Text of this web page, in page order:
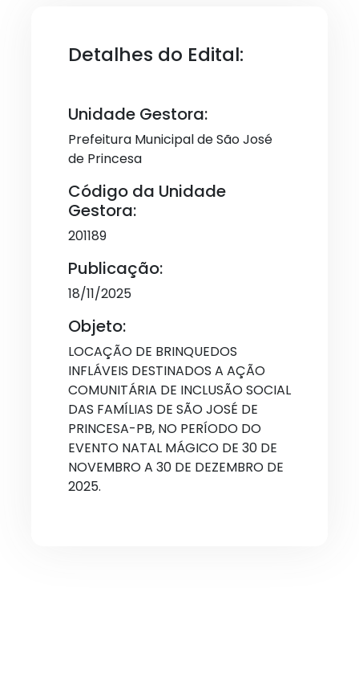
Detalhes do Edital:
Unidade Gestora:
Prefeitura Municipal de São José
de Princesa
Código da Unidade
Gestora:
201189
Publicação:
18/11/2025
Objeto:
LOCAÇÃO DE BRINQUEDOS
INFLÁVEIS DESTINADOS A AÇÃO
COMUNITÁRIA DE INCLUSÃO SOCIAL
DAS FAMÍLIAS DE SÃO JOSÉ DE
PRINCESA-PB, NO PERÍODO DO
EVENTO NATAL MÁGICO DE 30 DE
NOVEMBRO A 30 DE DEZEMBRO DE
2025.